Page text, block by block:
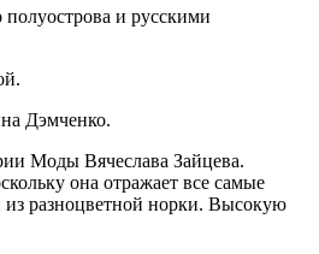
и русскими
Дэмченко.
Моды Вячеслава Зайцева.
она отражает все самые
разноцветной норки. Высокую